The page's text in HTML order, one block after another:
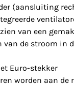
(aansluiting
van een
van de stroom in
Euro-stekker
worden aan